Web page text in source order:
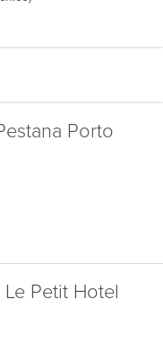
Porto
Le Petit Hotel